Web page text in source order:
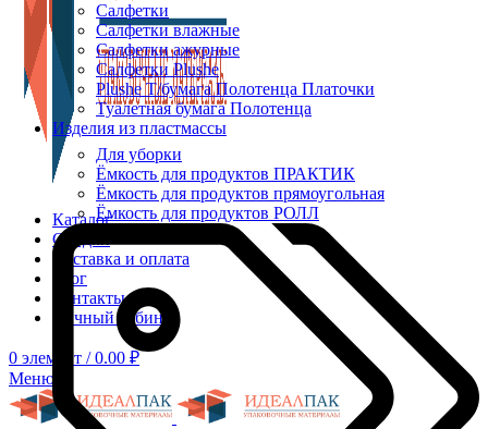
Каталог
Скидки
Доставка и оплата
Блог
Контакты
Личный кабинет
0 элемент / 0.00 ₽
Меню
Салфетки
Салфетки влажные
Салфетки ажурные
Салфетки Plushe
Plushe Т/бумага Полотенца Платочки
Туалетная бумага Полотенца
Изделия из пластмассы
Для уборки
Ёмкость для продуктов ПРАКТИК
Ёмкость для продуктов прямоугольная
Ёмкость для продуктов РОЛЛ